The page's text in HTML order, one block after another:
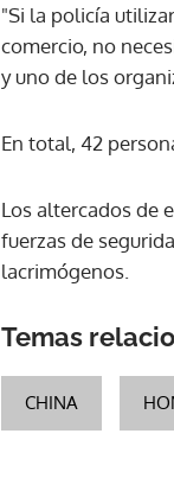
"Si la policía
comercio, no
y uno de los
En total, 42
Los altercados de
fuerzas de
lacrimógenos.
Temas
CHINA